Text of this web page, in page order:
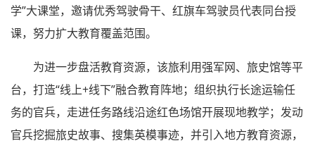
学”大课堂，邀请优秀驾驶骨干、红旗车驾驶员代表同台授
课，努力扩大教育覆盖范围。
为进一步盘活教育资源，该旅利用强军网、旅史馆等平
台，打造“线上+线下”融合教育阵地；组织执行长途运输任
务的官兵，走进任务路线沿途红色场馆开展现地教学；发动
官兵挖掘旅史故事、搜集英模事迹，并引入地方教育资源，